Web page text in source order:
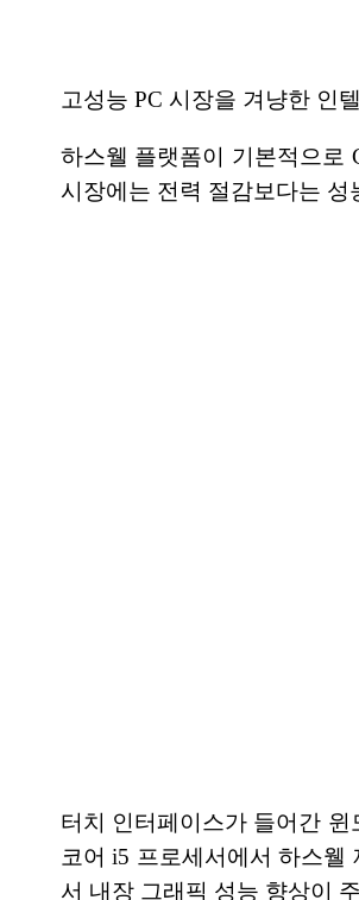
고성능 PC 시장을 겨냥한 인
하스웰 플랫폼이 기본적으로
시장에는 전력 절감보다는
터치 인터페이스가 들어간
코어 i5 프로세서에서 하스
서 내장 그래픽 성능 향상이